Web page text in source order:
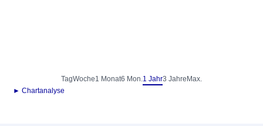
TagWoche1 Monat6 Mon.1 Jahr3 Jahre Max.
► Chartanalyse